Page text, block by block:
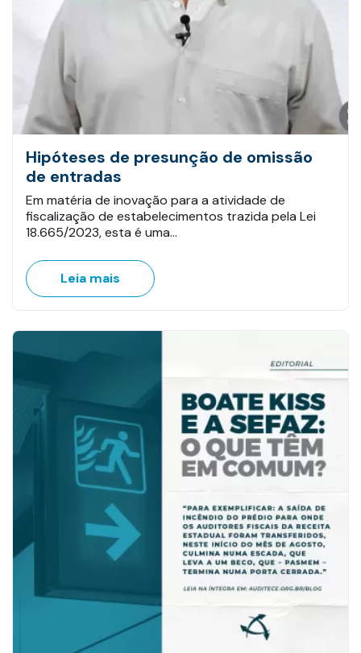
Hipóteses de presunção de omissão
de entradas
Em matéria de inovação para a atividade de
fiscalização de estabelecimentos trazida pela Lei
18.665/2023, esta é uma…
Leia mais